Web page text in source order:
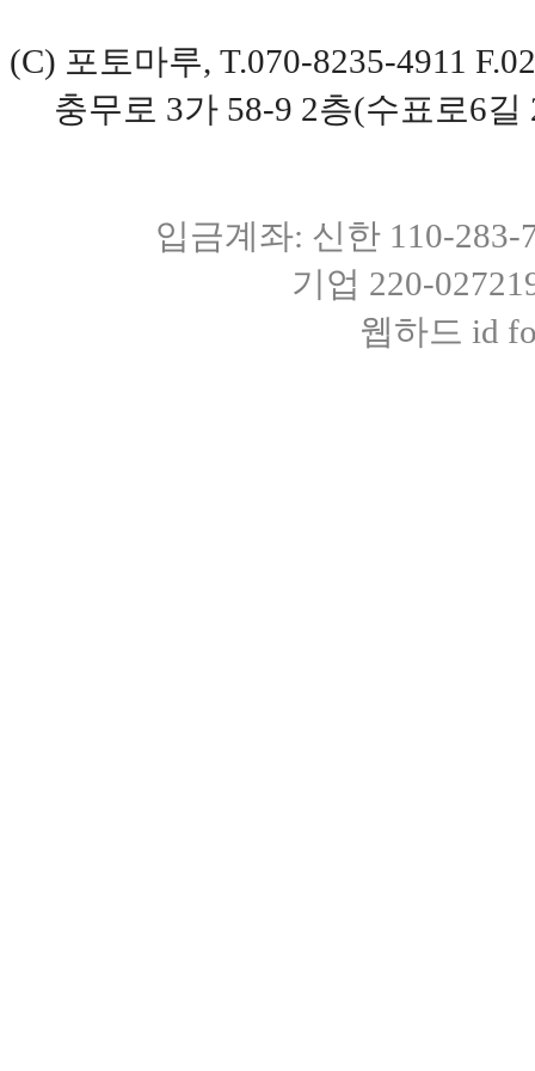
(C) 포토마루, T.070-8235-4911
충무로 3가 58-9 2층(수표로6
입금계좌: 신한 110-
기업 220-
웹하드 id